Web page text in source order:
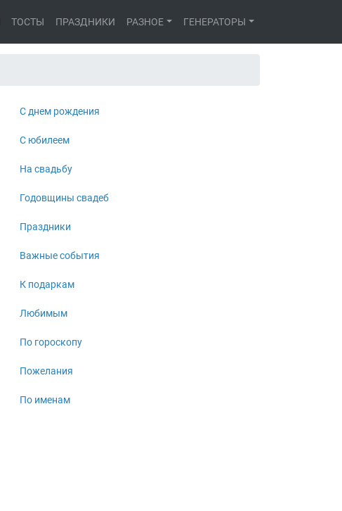
ТОСТЫ ПРАЗДНИКИ РАЗНОЕ ГЕНЕРАТОРЫ
С днем рождения
С юбилеем
На свадьбу
Годовщины свадеб
Праздники
Важные события
К подаркам
Любимым
По гороскопу
Пожелания
По именам